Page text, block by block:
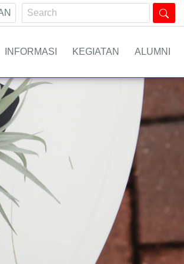
INFORMASI KEGIATAN ALUMNI